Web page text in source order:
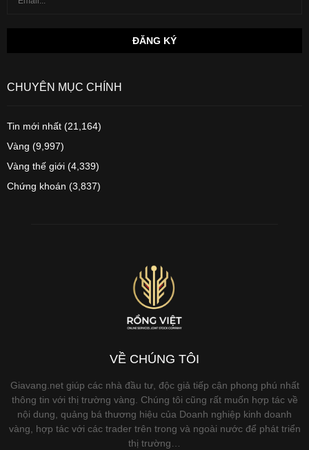
CHUYÊN MỤC CHÍNH
Tin mới nhất (21,164)
Vàng (9,997)
Vàng thế giới (4,339)
Chứng khoán (3,837)
VỀ CHÚNG TÔI
Giavang.net giúp các nhà đầu tư, độc giả tiếp cận phong phú nhất
thông tin với thị trường vàng. Chúng tôi cũng rất muốn hợp tác về
nội dung, quảng bá thương hiệu của Doanh nghiệp kinh doanh
vàng, hợp tác với các trader trên trong và ngoài nước để phát triển
thị trường…